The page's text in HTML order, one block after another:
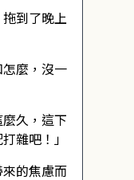
到了晚上
麼，沒一
久，這下
雜吧！」
的焦慮而